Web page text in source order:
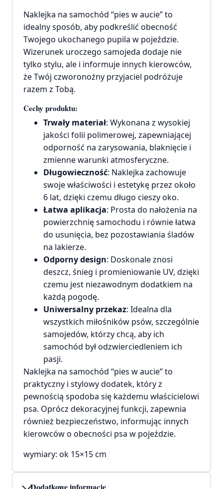
Naklejka na samochód “pies w aucie” to
idealny sposób, aby podkreślić obecność
Twojego ukochanego pupila w pojeździe.
Wizerunek uroczego samojeda dodaje nie
tylko stylu, ale i informuje innych kierowców,
że Twój czworonożny przyjaciel podróżuje
razem z Tobą.
Cechy produktu:
Trwały materiał: Wykonana z wysokiej
jakości folii polimerowej, zapewniającej
odporność na zarysowania, blaknięcie i
zmienne warunki atmosferyczne.
Długowieczność: Naklejka zachowuje
swoje właściwości i estetykę przez około
6 lat, dzięki czemu długo cieszy oko.
Łatwa aplikacja: Prosta do nałożenia na
powierzchnię samochodu i równie łatwa
do usunięcia, bez pozostawiania śladów
na lakierze.
Odporny design: Doskonale znosi
deszcz, śnieg i promieniowanie UV, dzięki
czemu jest niezawodnym dodatkiem na
każdą pogodę.
Uniwersalny przekaz: Idealna dla
wszystkich miłośników psów, szczególnie
samojedów, którzy chcą, aby ich
samochód był odzwierciedleniem ich
pasji.
Naklejka na samochód “pies w aucie” to
praktyczny i stylowy dodatek, który z
pewnością spodoba się każdemu właścicielowi
psa. Oprócz dekoracyjnej funkcji, zapewnia
również bezpieczeństwo, informując innych
kierowców o obecności psa w pojeździe.
wymiary: ok 15×15 cm